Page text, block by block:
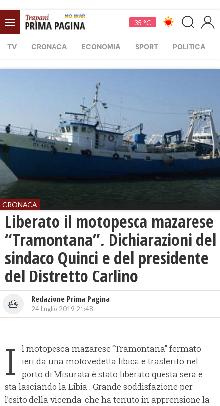
35 °C
TV CRONACA ECONOMIA SPORT POLITICA
CRONACA
Liberato il motopesca mazarese
“Tramontana”. Dichiarazioni del
sindaco Quinci e del presidente
del Distretto Carlino
Redazione Prima Pagina
24 Luglio 2019 21:48
I l motopesca mazarese “Tramontana” fermato
ieri da una motovedetta libica e trasferito nel
porto di Misurata è stato liberato questa sera e
sta lasciando la Libia . Grande soddisfazione per
l’esito della vicenda, che ha tenuto in apprensione la